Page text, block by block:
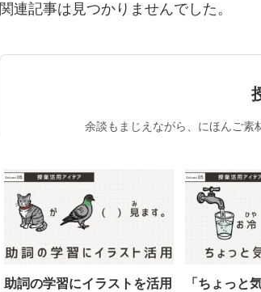
関連記事は見つかりませんでした。
余談もまじえながら、にほんご
助詞の学習にイラストを活用
「ちょっと